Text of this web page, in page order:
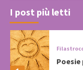
I post più letti
Poesie